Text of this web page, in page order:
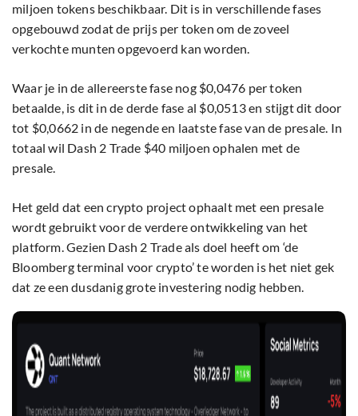
miljoen tokens beschikbaar. Dit is in verschillende fases
opgebouwd zodat de prijs per token om de zoveel
verkochte munten opgevoerd kan worden.
Waar je in de allereerste fase nog $0,0476 per token
betaalde, is dit in de derde fase al $0,0513 en stijgt dit door
tot $0,0662 in de negende en laatste fase van de presale. In
totaal wil Dash 2 Trade $40 miljoen ophalen met de
presale.
Het geld dat een crypto project ophaalt met een presale
wordt gebruikt voor de verdere ontwikkeling van het
platform. Gezien Dash 2 Trade als doel heeft om ‘de
Bloomberg terminal voor crypto’ te worden is het niet gek
dat ze een dusdanig grote investering nodig hebben.